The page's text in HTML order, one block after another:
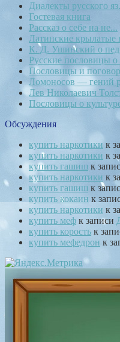
Диалекты русского
Гостевая книга
Рассказ о себе на не...
Латинские крылатые
К. Д. Ушинский о
Русские пословицы о
Пословицы и
Ломоносов — гений
Лев Николаевич
Пословицы о
Обсуждения
купить наркотики к
купить наркотики к
купить гашиш к
купить наркотики к
купить гашиш к
купить кокаин к
купить наркотики к
купить меф к записи
купить корость к
купить мефедрон к